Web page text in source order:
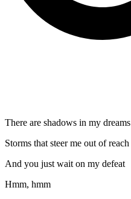
There are shadows in my dreams
Storms that steer me out of reach
And you just wait on my defeat
Hmm, hmm